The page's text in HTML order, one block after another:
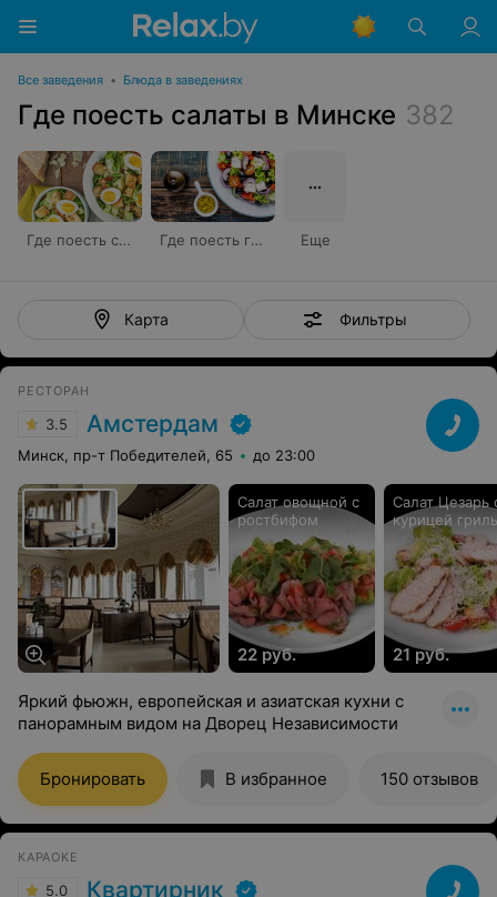
Все заведения • Блюда в заведениях
Где поесть салаты в Минске 382
Где поесть салат «Цезарь» Где поесть греческий салат Еще
Карта Фильтры
РЕСТОРАН
3.5 Амстердам
Минск, пр-т Победителей, 65 до 23:00
Салат овощной с
ростбифом
22 руб.
Салат Цезарь
курицей гриль
21 руб.
Яркий фьюжн, европейская и азиатская кухни с
панорамным видом на Дворец Независимости
Бронировать В избранное 150 отзывов
КАРАОКЕ
5.0 Квартирник